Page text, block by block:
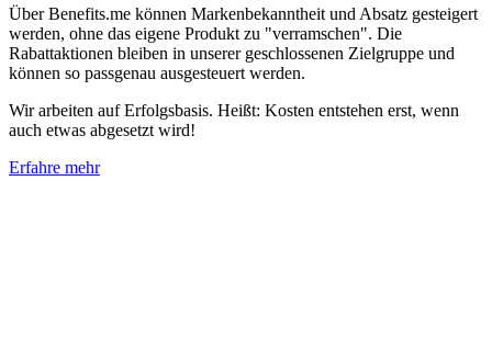
Über Benefits.me können Markenbekanntheit und Absatz gesteigert
werden, ohne das eigene Produkt zu "verramschen". Die
Rabattaktionen bleiben in unserer geschlossenen Zielgruppe und
können so passgenau ausgesteuert werden.
Wir arbeiten auf Erfolgsbasis. Heißt: Kosten entstehen erst, wenn
auch etwas abgesetzt wird!
Erfahre mehr